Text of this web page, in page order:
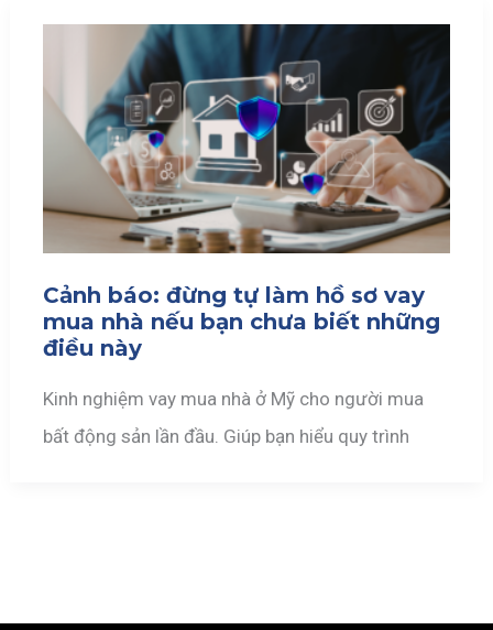
Cảnh báo: đừng tự làm hồ sơ vay
mua nhà nếu bạn chưa biết những
điều này
Kinh nghiệm vay mua nhà ở Mỹ cho người mua
bất động sản lần đầu. Giúp bạn hiểu quy trình